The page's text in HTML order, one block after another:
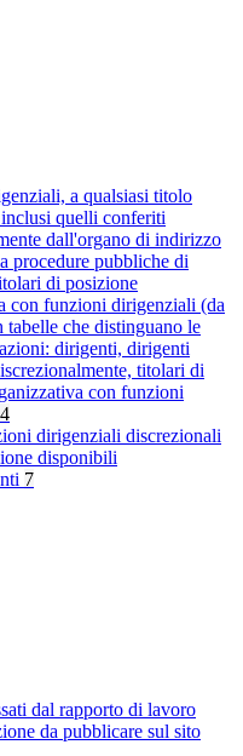
a qualsiasi titolo
quelli conferiti
dall'organo di indirizzo
procedure pubbliche di
di posizione
con funzioni dirigenziali (da
tabelle che distinguano le
dirigenti, dirigenti
titolari di
con funzioni
4
dirigenziali discrezionali
disponibili
7
dal rapporto di lavoro
da pubblicare sul sito